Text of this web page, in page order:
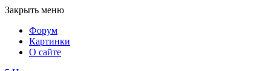
Закрыть меню
Форум
Картинки
О сайте